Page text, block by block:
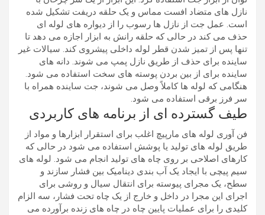
نازل های متضاد افست مماس و یک حلقه دریفت تشکیل شده
است. عمل جت از نازل ها رسوب را از دیواره های لوله ای
حذف می کند در حالی که حلقه رانش به ابزار اجازه می دهد تا
تنها پس از تمیز شدن قطر لوله داخلی پیشروی کند. سیالات غیر
ساینده برای حذف از طریق نازل پمپ می شوند. دانه های
ساینده برای از بین بردن پوسته های سخت استفاده می شود.
هنگامی که لوله ها کاملاً وصل می شوند، جت ساینده همراه با
سر فرز برقی استفاده می شود.
طیف گسترده ای از برنامه های کاربردی
فن آوری لوله های مارپیچ اغلب برای استقرار ابزارها و مواد از
طریق لوله های تولید یا پوشش استفاده می شود در حالی که
کارهای اصلاحی بر روی چاه های تولید انجام می شود. لوله های
سیم پیچی با ایجاد یک آب بندی دینامیک بین فشار سازند و
سطح، یک مجرای پیوسته برای انتقال سیال و روشی برای
اجرای این مجرا در داخل و خارج از یک چاه تحت فشار، سه الزام
کلیدی را برای عملیات پایین چاه در چاه های زنده برآورده می